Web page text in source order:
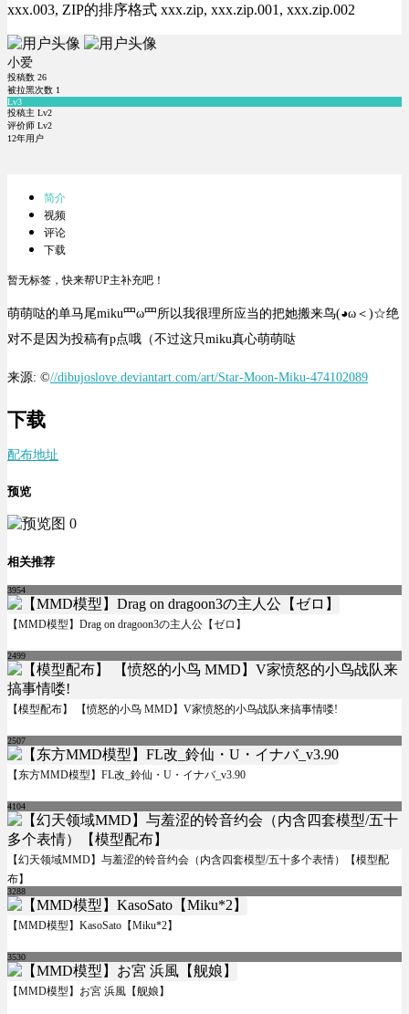
xxx.003, ZIP的排序格式 xxx.zip, xxx.zip.001, xxx.zip.002
小爱
投稿数 26
被拉黑次数 1
Lv3
投稿主 Lv2
评价师 Lv2
12年用户
简介
视频
评论
下载
暂无标签，快来帮UP主补充吧！
萌萌哒的单马尾miku罒ω罒所以我很理所应当的把她搬来鸟(◕ω＜)☆绝
对不是因为投稿有p点哦（不过这只miku真心萌萌哒
来源: ©//dibujoslove.deviantart.com/art/Star-Moon-Miku-474102089
下载
配布地址
预览
相关推荐
3954
【MMD模型】Drag on dragoon3の主人公【ゼロ】
2499
【模型配布】 【愤怒的小鸟 MMD】V家愤怒的小鸟战队来搞事情喽!
2507
【东方MMD模型】FL改_鈴仙・U・イナバ_v3.90
4104
【幻天领域MMD】与羞涩的铃音约会（内含四套模型/五十多个表情）【模型配
布】
3288
【MMD模型】KasoSato【Miku*2】
3530
【MMD模型】お宮 浜風【舰娘】